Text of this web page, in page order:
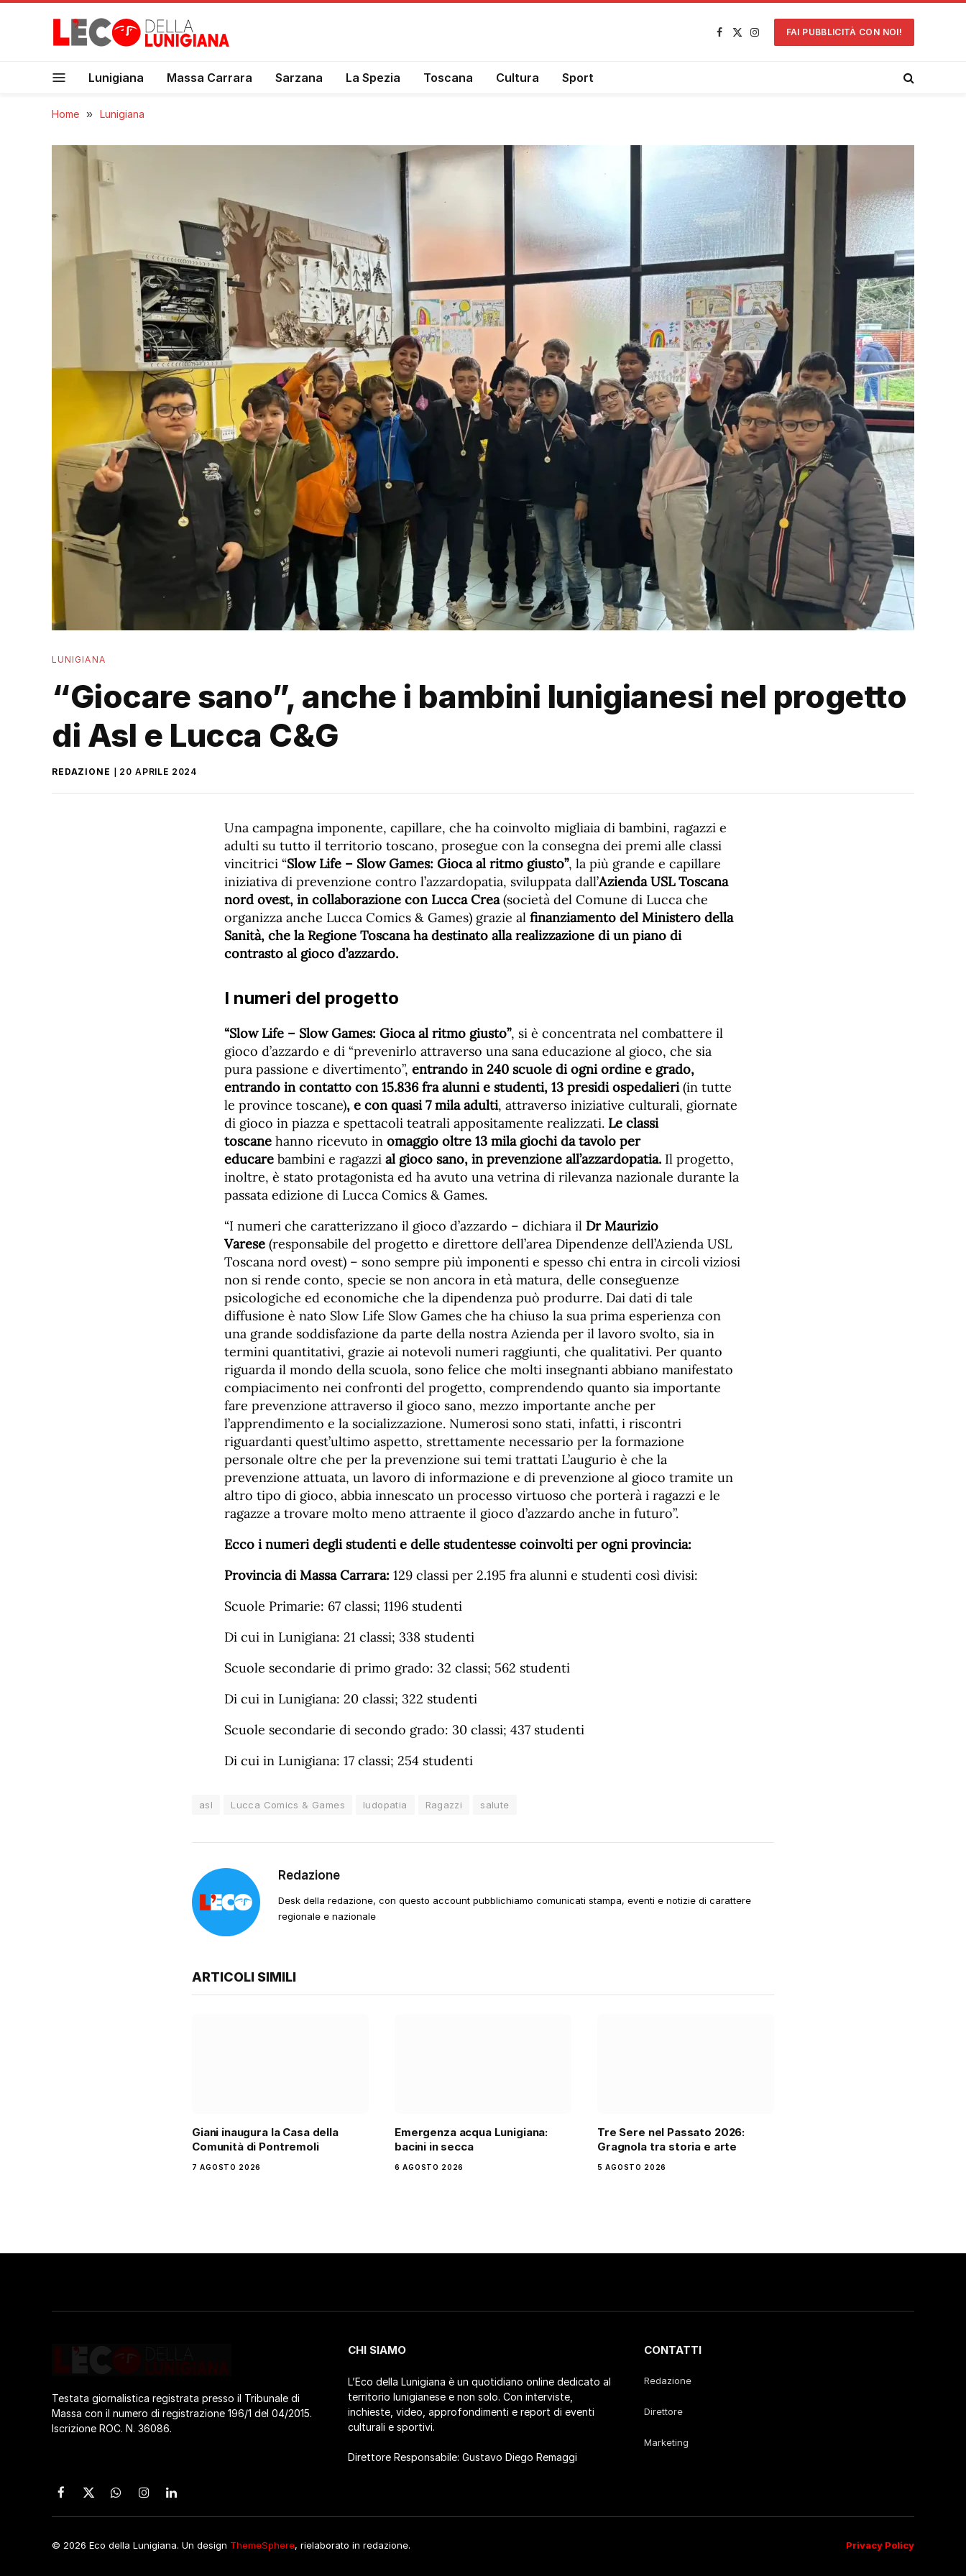
Facebook
X
Instagram
FAI PUBBLICITÀ CON NOI!
Lunigiana Massa Carrara Sarzana La Spezia Toscana Cultura Sport
Home » Lunigiana
LUNIGIANA
“Giocare sano”, anche i bambini lunigianesi nel progetto
di Asl e Lucca C&G
REDAZIONE 20 APRILE 2024
Una campagna imponente, capillare, che ha coinvolto migliaia di bambini, ragazzi e
adulti su tutto il territorio toscano, prosegue con la consegna dei premi alle classi
vincitrici “Slow Life – Slow Games: Gioca al ritmo giusto”, la più grande e capillare
iniziativa di prevenzione contro l’azzardopatia, sviluppata dall’Azienda USL Toscana
nord ovest, in collaborazione con Lucca Crea(società del Comune di Lucca che
organizza anche Lucca Comics & Games) grazie al finanziamento del Ministero della
Sanità, che la Regione Toscana ha destinato alla realizzazione di un piano di
contrasto al gioco d’azzardo.
I numeri del progetto
“Slow Life – Slow Games: Gioca al ritmo giusto”, si è concentrata nel combattere il
gioco d’azzardo e di “prevenirlo attraverso una sana educazione al gioco, che sia
pura passione e divertimento”, entrando in 240 scuole di ogni ordine e grado,
entrando in contatto con 15.836 fra alunni e studenti, 13 presidi ospedalieri(in tutte
le province toscane), e con quasi 7 mila adulti, attraverso iniziative culturali, giornate
di gioco in piazza e spettacoli teatrali appositamente realizzati. Le classi
toscane hanno ricevuto in omaggio oltre 13 mila giochi da tavolo per
educare bambini e ragazzi al gioco sano, in prevenzione all’azzardopatia. Il progetto,
inoltre, è stato protagonista ed ha avuto una vetrina di rilevanza nazionale durante la
passata edizione di Lucca Comics & Games.
“I numeri che caratterizzano il gioco d’azzardo – dichiara il Dr Maurizio
Varese (responsabile del progetto e direttore dell’area Dipendenze dell’Azienda USL
Toscana nord ovest) – sono sempre più imponenti e spesso chi entra in circoli viziosi
non si rende conto, specie se non ancora in età matura, delle conseguenze
psicologiche ed economiche che la dipendenza può produrre. Dai dati di tale
diffusione è nato Slow Life Slow Games che ha chiuso la sua prima esperienza con
una grande soddisfazione da parte della nostra Azienda per il lavoro svolto, sia in
termini quantitativi, grazie ai notevoli numeri raggiunti, che qualitativi. Per quanto
riguarda il mondo della scuola, sono felice che molti insegnanti abbiano manifestato
compiacimento nei confronti del progetto, comprendendo quanto sia importante
fare prevenzione attraverso il gioco sano, mezzo importante anche per
l’apprendimento e la socializzazione. Numerosi sono stati, infatti, i riscontri
riguardanti quest’ultimo aspetto, strettamente necessario per la formazione
personale oltre che per la prevenzione sui temi trattati L’augurio è che la
prevenzione attuata, un lavoro di informazione e di prevenzione al gioco tramite un
altro tipo di gioco, abbia innescato un processo virtuoso che porterà i ragazzi e le
ragazze a trovare molto meno attraente il gioco d’azzardo anche in futuro”.
Ecco i numeri degli studenti e delle studentesse coinvolti per ogni provincia:
Provincia di Massa Carrara: 129 classi per 2.195 fra alunni e studenti così divisi:
Scuole Primarie: 67 classi; 1196 studenti
Di cui in Lunigiana: 21 classi; 338 studenti
Scuole secondarie di primo grado: 32 classi; 562 studenti
Di cui in Lunigiana: 20 classi; 322 studenti
Scuole secondarie di secondo grado: 30 classi; 437 studenti
Di cui in Lunigiana: 17 classi; 254 studenti
asl Lucca Comics & Games ludopatia Ragazzi salute
Redazione
Desk della redazione, con questo account pubblichiamo comunicati stampa, eventi e notizie di carattere
regionale e nazionale
ARTICOLI SIMILI
Giani inaugura la Casa della
Comunità di Pontremoli
7 AGOSTO 2026
Emergenza acqua Lunigiana:
bacini in secca
6 AGOSTO 2026
Tre Sere nel Passato 2026:
Gragnola tra storia e arte
5 AGOSTO 2026
Testata giornalistica registrata presso il Tribunale di
Massa con il numero di registrazione 196/1 del 04/2015.
Iscrizione ROC. N. 36086.
CHI SIAMO
L’Eco della Lunigiana è un quotidiano online dedicato al
territorio lunigianese e non solo. Con interviste,
inchieste, video, approfondimenti e report di eventi
culturali e sportivi.
Direttore Responsabile: Gustavo Diego Remaggi
CONTATTI
Redazione
Direttore
Marketing
Facebook
X
(Twitter)
WhatsApp
Instagram
LinkedIn
© 2026 Eco della Lunigiana. Un design ThemeSphere, rielaborato in redazione. Privacy Policy